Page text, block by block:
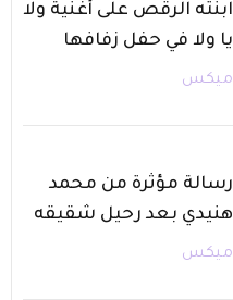
ابنته الرقص على أغنية ولا
يا ولا في حفل زفافها
ميكس
رسالة مؤثرة من محمد
هنيدي بعد رحيل شقيقه
ميكس